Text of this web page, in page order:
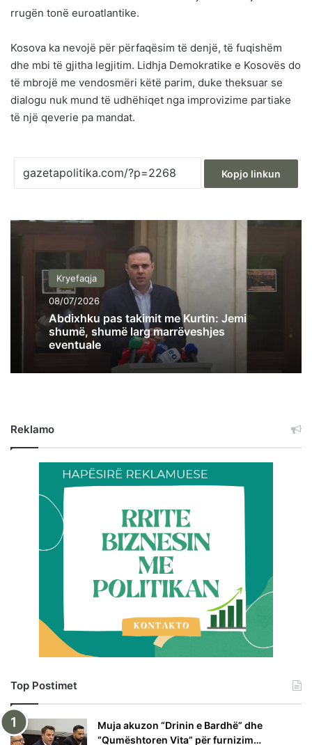
rrugën tonë euroatlantike.
Kosova ka nevojë për përfaqësim të denjë, të fuqishëm
dhe mbi të gjitha legjitim. Lidhja Demokratike e Kosovës do
të mbrojë me vendosmëri këtë parim, duke theksuar se
dialogu nuk mund të udhëhiqet nga improvizime partiake
të një qeverie pa mandat.
Kopjo linkun
Kryefaqja
08/07/2026
Abdixhku pas takimit me Kurtin: Jemi
shumë, shumë larg marrëveshjes
eventuale
Reklamo
Top Postimet
Muja akuzon “Drinin e Bardhë” dhe
“Qumështoren Vita” për furnizim…